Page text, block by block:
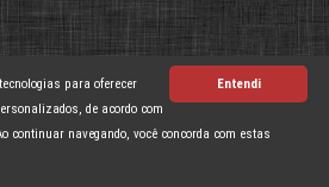
Entendi
para oferecer
de acordo com
continuar navegando, você concorda com estas